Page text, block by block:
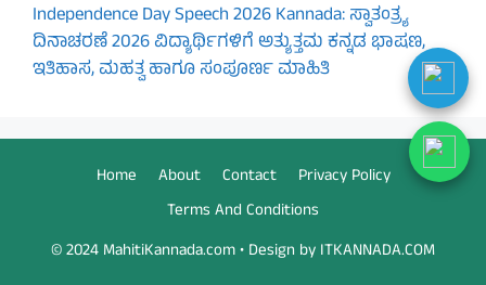
Independence Day Speech 2026 Kannada: ಸ್ವಾತಂತ್ರ್ಯ
ದಿನಾಚರಣೆ 2026 ವಿದ್ಯಾರ್ಥಿಗಳಿಗೆ ಅತ್ಯುತ್ತಮ ಕನ್ನಡ ಭಾಷಣ,
ಇತಿಹಾಸ, ಮಹತ್ವ ಹಾಗೂ ಸಂಪೂರ್ಣ ಮಾಹಿತಿ
Home About Contact
Privacy Policy
Terms And Conditions
© 2024 MahitiKannada.com • Design by ITKANNADA.COM